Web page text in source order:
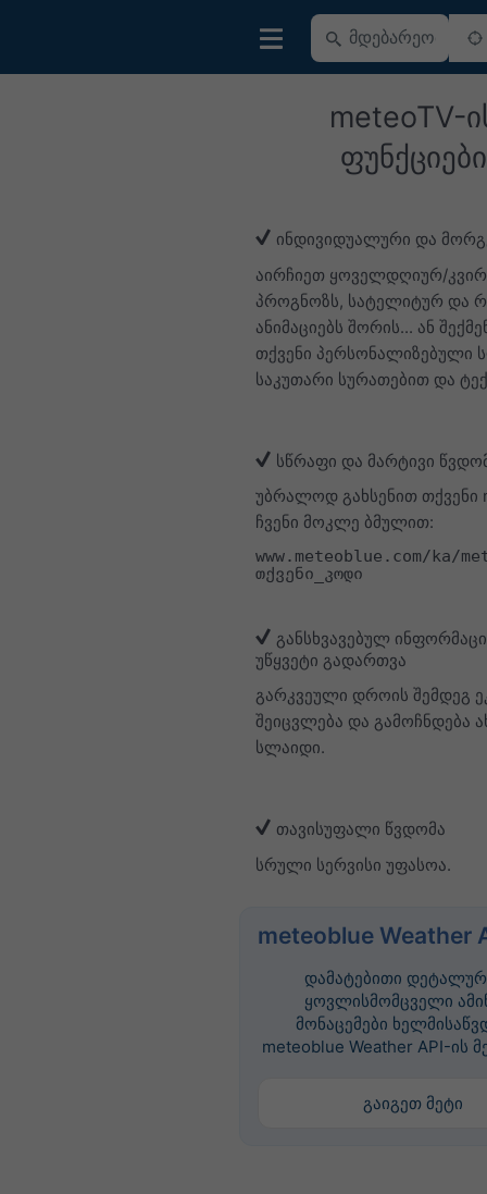
meteoTV-
ფუნქციები
ინდივიდუალური და
აირჩიეთ ყოველდღიურ/
პროგნოზს, სატელიტურ და
ანიმაციებს შორის... ან
თქვენი პერსონალიზებული
საკუთარი სურათებით და
სწრაფი და მარტივი
უბრალოდ გახსენით თქვენი
ჩვენი მოკლე ბმულით:
www.meteoblue.com/ka/
თქვენი_კოდი
განსხვავებულ
უწყვეტი გადართვა
გარკვეული დროის შემდეგ
შეიცვლება და გამოჩნდება
სლაიდი.
თავისუფალი წვდომა
სრული სერვისი უფასოა.
meteoblue Weather
დამატებითი
ყოვლისმომცველი
მონაცემები
meteoblue Weather API-ის
გაიგეთ მეტი